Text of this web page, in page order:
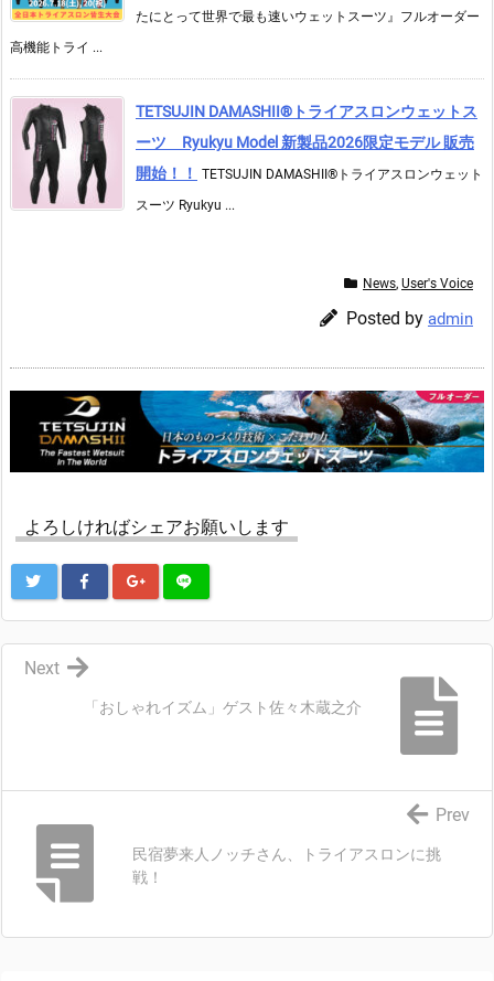
たにとって世界で最も速いウェットスーツ』フルオーダー
高機能トライ ...
TETSUJIN DAMASHII®︎トライアスロンウェットス
ーツ Ryukyu Model 新製品2026限定モデル 販売
開始！！
TETSUJIN DAMASHII®︎トライアスロンウェット
スーツ Ryukyu ...
News, User's Voice
Posted by admin
よろしければシェアお願いします
「おしゃれイズム」ゲスト佐々木蔵之介
Next
民宿夢来人ノッチさん、トライアスロンに挑
戦！
Prev